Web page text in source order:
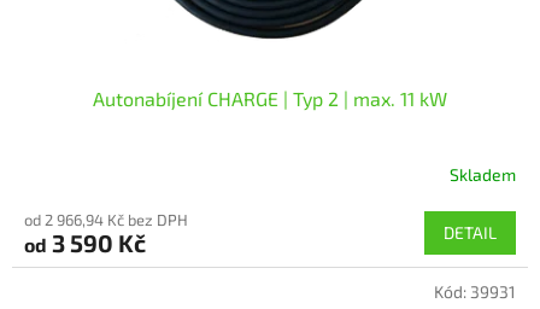
Autonabíjení CHARGE | Typ 2 | max. 11 kW
produktu
je
5,0
Skladem
od 2 966,94 Kč bez DPH
od 3 590 Kč DETAIL
Kód: 39931